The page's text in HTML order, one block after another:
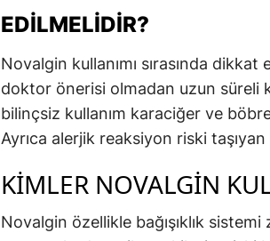
EDILMELIDIR?
Novalgin kullanımı sırasında
doktor önerisi olmadan uzun süreli
bilinçsiz kullanım karaciğer ve
Ayrıca alerjik reaksiyon riski
KIMLER NOVALGIN
Novalgin özellikle bağışıklık sistemi